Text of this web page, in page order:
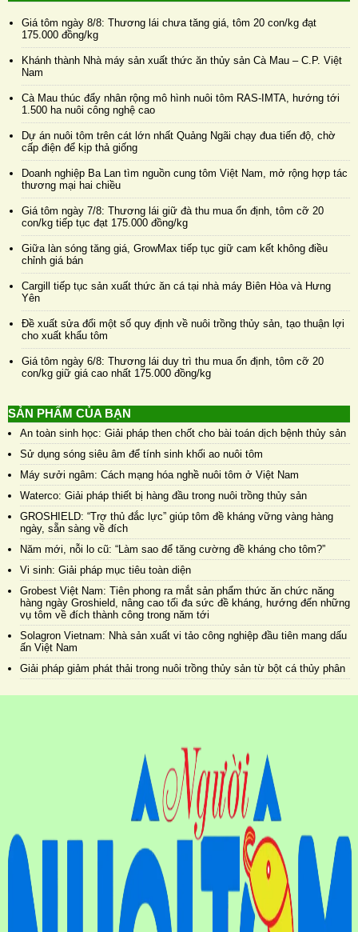
Giá tôm ngày 8/8: Thương lái chưa tăng giá, tôm 20 con/kg đạt
175.000 đồng/kg
Khánh thành Nhà máy sản xuất thức ăn thủy sản Cà Mau – C.P. Việt
Nam
Cà Mau thúc đẩy nhân rộng mô hình nuôi tôm RAS-IMTA, hướng tới
1.500 ha nuôi công nghệ cao
Dự án nuôi tôm trên cát lớn nhất Quảng Ngãi chạy đua tiến độ, chờ
cấp điện để kịp thả giống
Doanh nghiệp Ba Lan tìm nguồn cung tôm Việt Nam, mở rộng hợp tác
thương mại hai chiều
Giá tôm ngày 7/8: Thương lái giữ đà thu mua ổn định, tôm cỡ 20
con/kg tiếp tục đạt 175.000 đồng/kg
Giữa làn sóng tăng giá, GrowMax tiếp tục giữ cam kết không điều
chỉnh giá bán
Cargill tiếp tục sản xuất thức ăn cá tại nhà máy Biên Hòa và Hưng
Yên
Đề xuất sửa đổi một số quy định về nuôi trồng thủy sản, tạo thuận lợi
cho xuất khẩu tôm
Giá tôm ngày 6/8: Thương lái duy trì thu mua ổn định, tôm cỡ 20
con/kg giữ giá cao nhất 175.000 đồng/kg
SẢN PHẨM CỦA BẠN
An toàn sinh học: Giải pháp then chốt cho bài toán dịch bệnh thủy sản
Sử dụng sóng siêu âm để tính sinh khối ao nuôi tôm
Máy sưởi ngâm: Cách mạng hóa nghề nuôi tôm ở Việt Nam
Waterco: Giải pháp thiết bị hàng đầu trong nuôi trồng thủy sản
GROSHIELD: “Trợ thủ đắc lực” giúp tôm đề kháng vững vàng hàng
ngày, sẵn sàng về đích
Năm mới, nỗi lo cũ: “Làm sao để tăng cường đề kháng cho tôm?”
Vi sinh: Giải pháp mục tiêu toàn diện
Grobest Việt Nam: Tiên phong ra mắt sản phẩm thức ăn chức năng
hàng ngày Groshield, nâng cao tối đa sức đề kháng, hướng đến những
vụ tôm về đích thành công trong năm tới
Solagron Vietnam: Nhà sản xuất vi tảo công nghiệp đầu tiên mang dấu
ấn Việt Nam
Giải pháp giảm phát thải trong nuôi trồng thủy sản từ bột cá thủy phân